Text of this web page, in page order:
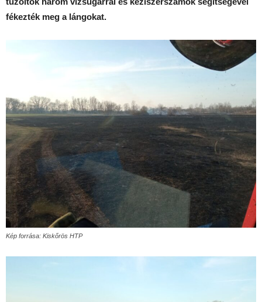
fékezték meg a lángokat.
Kép forrása: Kiskőrös HTP